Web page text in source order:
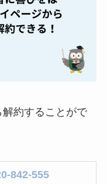
トタイミングを
く解説！
ス美容液の解約
め！電話が繋が
わサプリ
以外に手続きす
法ある？
約することがで
842-555